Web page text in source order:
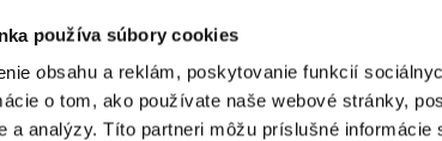
používa súbory cookies
obsahu a reklám, poskytovanie funkcií
o tom, ako používate naše webové stránky,
a analýzy. Títo partneri môžu príslušné
Isaac Asimov je
Venoval sa aj